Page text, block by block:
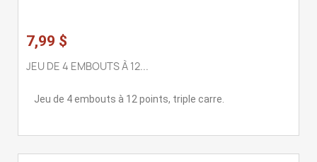
7,99 $
JEU DE 4 EMBOUTS À 12...
Jeu de 4 embouts à 12 points, triple carre.